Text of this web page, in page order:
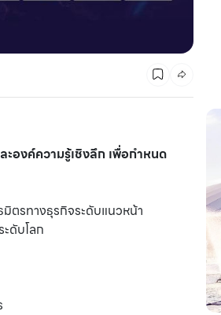
องค์ความรู้เชิงลึก เพื่อกำหนด
ตรทางธุรกิจระดับแนวหน้า
ดับโลก